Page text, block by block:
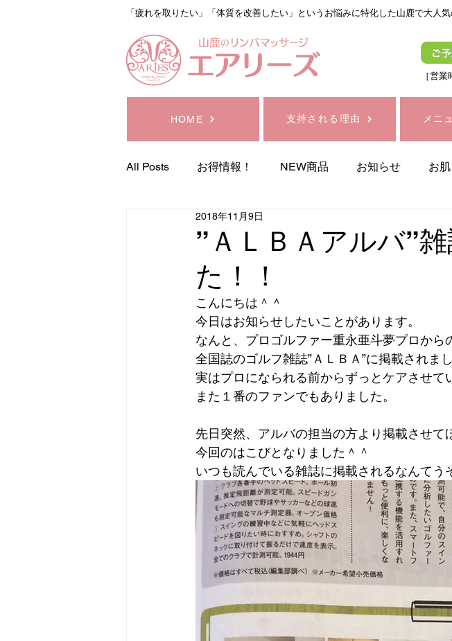
「疲れを取りたい」「体質を改善したい」というお悩みに特化した山鹿で大人
［営
HOME 支持される理由 メニ
All Posts お得情報！ NEW商品 お知らせ お肌
サロン予定 コスメ器
デトックスリンパマッサージ
”ＡＬＢＡアルバ”
た！！
2018年11月9日
こんにちは＾＾
今日はお知らせしたいことがあります。
なんと、プロゴルファー重永亜斗夢プロから
全国誌のゴルフ雑誌”ＡＬＢＡ”に掲載されま
実はプロになられる前からずっとケアさせて
また１番のファンでもありました。
先日突然、アルバの担当の方より掲載させて
今回のはこびとなりました＾＾
いつも読んでいる雑誌に掲載されるなんてう